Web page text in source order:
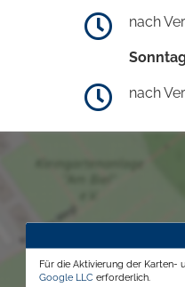
nach
nach
Für die Aktivierung der Karten-
Google LLC erforderlich.